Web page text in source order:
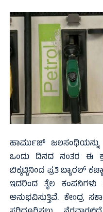
ಹಾರ್ಮುಜ್‌ ಜಲಸಂಧಿಯನ್ನು
ಒಂದು ದಿನದ ನಂತರ ಈ
ಬಿಕ್ಕಟ್ಟಿನಿಂದ ಪ್ರತಿ ಬ್ಯಾರಲ್‌
ಇದರಿಂದ ತೈಲ
ಅನುಭವಿಸುತ್ತಿವೆ. ಕೇಂದ್ರ